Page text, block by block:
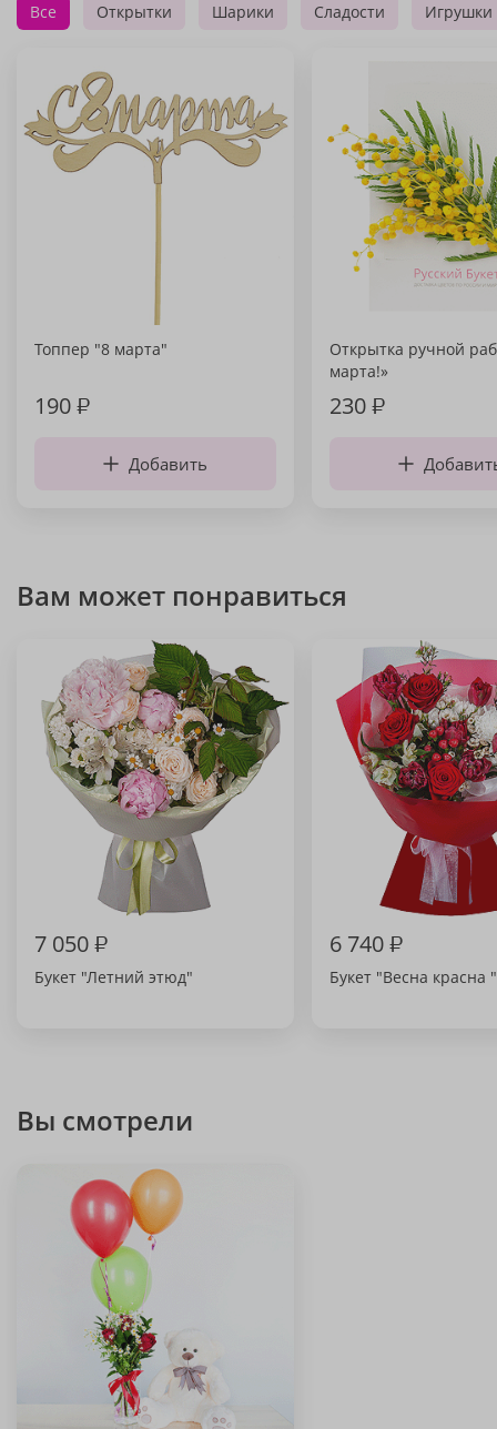
Все Открытки Шарики Сладости Игрушки
Топпер "8 марта"
190₽
Добавить
Открытка ручной
марта!»
230₽
Вам может понравиться
7 050₽
Букет "Летний этюд"
6 740₽
Букет "Весна красна "
Вы смотрели